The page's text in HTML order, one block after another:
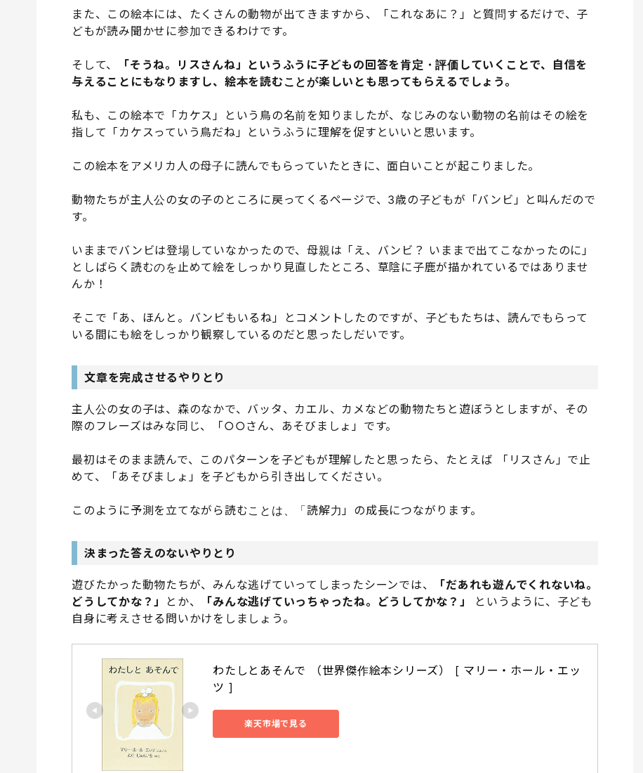
また、この絵本には、たくさんの動物が出てきますから、「これなあに？」と質問するだけで、子
どもが読み聞かせに参加できるわけです。
そして、
「そうね。リスさんね」というふうに子どもの回答を肯定・評価していくことで、自信を
与えることにもなりますし、絵本を読むことが楽しいとも思ってもらえるでしょう。
私も、この絵本で「カケス」という鳥の名前を知りましたが、なじみのない動物の名前はその絵を
指して「カケスっていう鳥だね」というふうに理解を促すといいと思います。
この絵本をアメリカ人の母子に読んでもらっていたときに、面白いことが起こりました。
動物たちが主人公の女の子のところに戻ってくるページで、3歳の子どもが「バンビ」と叫んだので
す。
いままでバンビは登場していなかったので、母親は「え、バンビ？ いままで出てこなかったのに」
としばらく読むのを止めて絵をしっかり見直したところ、草陰に子鹿が描かれているではありませ
んか！
そこで「あ、ほんと。バンビもいるね」とコメントしたのですが、子どもたちは、読んでもらって
いる間にも絵をしっかり観察しているのだと思ったしだいです。
文章を完成させるやりとり
主人公の女の子は、森のなかで、バッタ、カエル、カメなどの動物たちと遊ぼうとしますが、その
際のフレーズはみな同じ、「○○さん、あそびましょ」です。
最初はそのまま読んで、このパターンを子どもが理解したと思ったら、たとえば 「リスさん」で止
めて、「あそびましょ」を子どもから引き出してください。
このように予測を立てながら読むことは、「読解力」の成長につながります。
決まった答えのないやりとり
遊びたかった動物たちが、みんな逃げていってしまったシーンでは、
「だあれも遊んでくれないね。
どうしてかな？」
とか、 「みんな逃げていっちゃったね。どうしてかな？」
というように、子ども
自身に考えさせる問いかけをしましょう。
わたしとあそんで （世界傑作絵本シリーズ） [ マリー・ホール・エッ
ツ ]
楽天市場で見る